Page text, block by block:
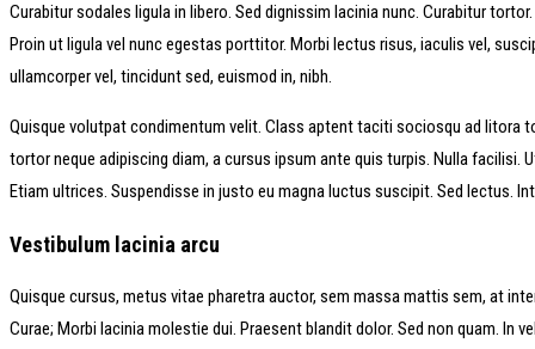
Curabitur sodales ligula in libero. Sed dignissim lacinia nunc. Curabitur
Proin ut ligula vel nunc egestas porttitor. Morbi lectus risus, iaculis vel,
ullamcorper vel, tincidunt sed, euismod in, nibh.
Quisque volutpat condimentum velit. Class aptent taciti sociosqu ad litora
tortor neque adipiscing diam, a cursus ipsum ante quis turpis. Nulla
Etiam ultrices. Suspendisse in justo eu magna luctus suscipit. Sed lectus.
Vestibulum lacinia arcu
Quisque cursus, metus vitae pharetra auctor, sem massa mattis sem, at
Curae; Morbi lacinia molestie dui. Praesent blandit dolor. Sed non quam. In